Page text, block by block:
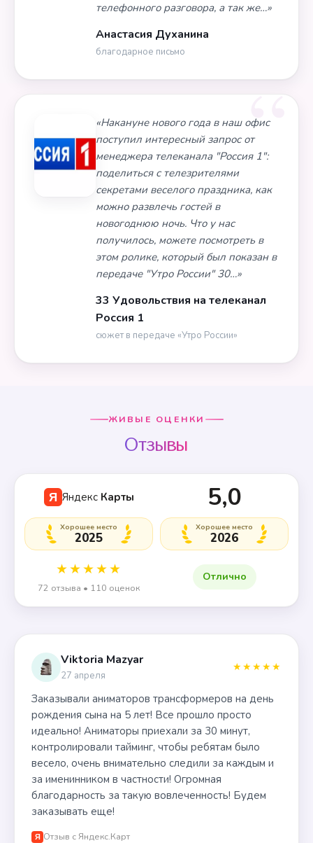
телефонного разговора, а так же…»
Анастасия Духанина
благодарное письмо
«Накануне нового года в наш офис
поступил интересный запрос от
менеджера телеканала "Россия 1":
поделиться с телезрителями
секретами веселого праздника, как
можно развлечь гостей в
новогоднюю ночь. Что у нас
получилось, можете посмотреть в
этом ролике, который был показан в
передаче "Утро России" 30…»
33 Удовольствия на телеканал
Россия 1
сюжет в передаче «Утро России»
ЖИВЫЕ ОЦЕНКИ
Отзывы
Я Яндекс Карты 5,0
★★★★★
72 отзыва • 110 оценок
Хорошее место
2025
Хорошее место
2026
Отлично
Viktoria Mazyar
27 апреля
★★★★★
Заказывали аниматоров трансформеров на день
рождения сына на 5 лет! Все прошло просто
идеально! Аниматоры приехали за 30 минут,
контролировали тайминг, чтобы ребятам было
весело, очень внимательно следили за каждым и
за именинником в частности! Огромная
благодарность за такую вовлеченность! Будем
заказывать еще!
Я Отзыв с Яндекс.Карт